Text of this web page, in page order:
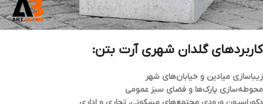
کاربردهای گلدان شهری آرت بتن:
زیباسازی میادین و خیابان‌های شهر
محوطه‌سازی پارک‌ها و فضای سبز عمومی